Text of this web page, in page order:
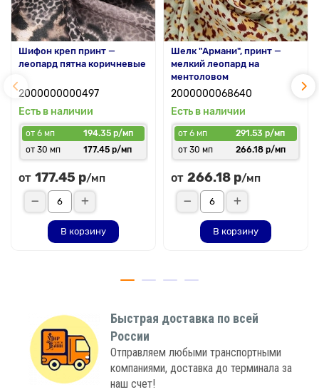
Шифон креп принт —
леопард пятна коричневые
2000000000497
Есть в наличии
от 6 мп
194.35 р/мп
от 30 мп
177.45 р/мп
от 177.45 р/мп
В корзину
Шелк "Армани", принт —
мелкий леопард на
ментоловом
2000000068640
Есть в наличии
от 6 мп
291.53 р/мп
от 30 мп
266.18 р/мп
от 266.18 р/мп
В корзину
Быстрая доставка по всей
России
Отправляем любыми транспортными
компаниями, доставка до терминала за
наш счет!